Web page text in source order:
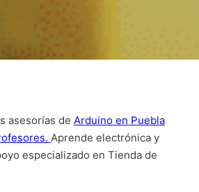
asesorías de Arduino en Puebla
Aprende electrónica y
especializado en Tienda de